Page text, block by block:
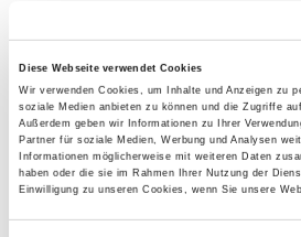
Diese Webseite verwendet Cookies
Wir verwenden Cookies, um Inhalte und Anzeigen zu
soziale Medien anbieten zu können und die Zugriffe
Außerdem geben wir Informationen zu Ihrer
Partner für soziale Medien, Werbung und Analysen
Informationen möglicherweise mit weiteren Daten
haben oder die sie im Rahmen Ihrer Nutzung der
Einwilligung zu unseren Cookies, wenn Sie unsere
davon hören, sondern selbst
letztendlich aus und bleibt bei den
sehe ich es auch mit kirchlichen
einfallsreiche, spielerische und
erlebt werden, dann wird Glaube
verständlich erfahrbar" , sagt
April 2021 Mitglied im
Katholiken (ZdK) ist und für eine